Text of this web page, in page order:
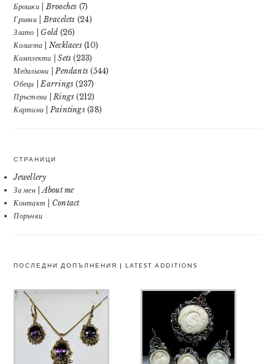
Брошки | Brooches (7)
Гривни | Bracelets (24)
Злато | Gold (26)
Колиета | Necklaces(10)
Комплекти | Sets (233)
Медальони | Pendants (544)
Обеци | Earrings (237)
Пръстени | Rings (212)
Картини | Paintings(38)
СТРАНИЦИ
Jewellery
За мен | About me
Контакт | Contact
Поръчки
ПОСЛЕДНИ ДОПЪЛНЕНИЯ | LATEST ADDITIONS